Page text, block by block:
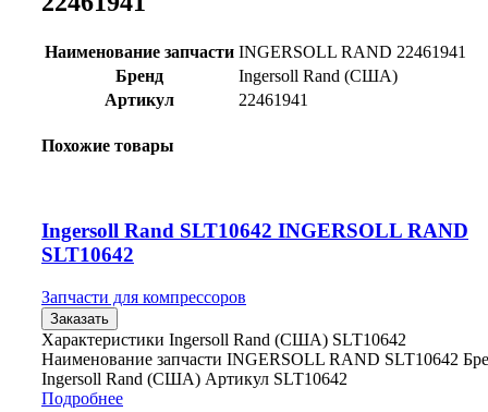
Наименование запчасти INGERSOLL RAND 22461941
Бренд
Ingersoll Rand (США)
Артикул
22461941
Похожие товары
Ingersoll Rand SLT10642 INGERSOLL RAND
SLT10642
Запчасти для компрессоров
Заказать
Характеристики Ingersoll Rand (США) SLT10642
Наименование запчасти INGERSOLL RAND SLT10642
Ingersoll Rand (США) Артикул SLT10642
Подробнее